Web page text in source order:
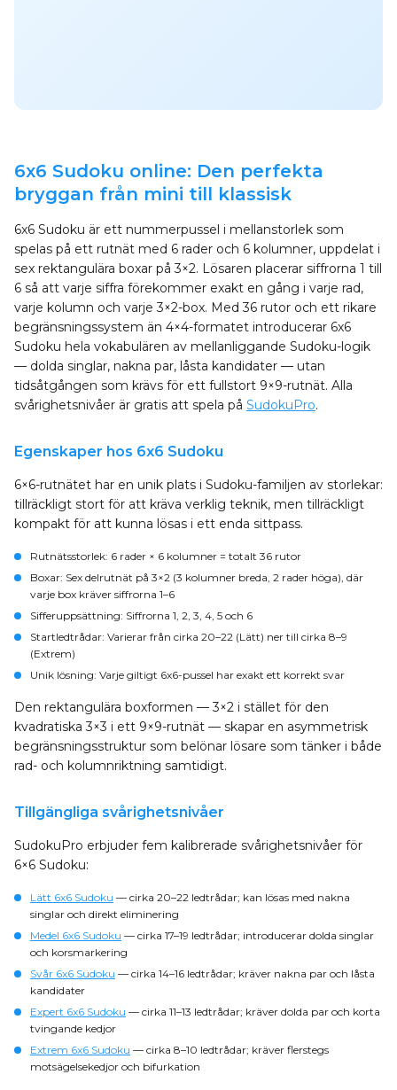
6x6 Sudoku online: Den perfekta
bryggan från mini till klassisk
6x6 Sudoku är ett nummerpussel i mellanstorlek som
spelas på ett rutnät med 6 rader och 6 kolumner, uppdelat i
sex rektangulära boxar på 3×2. Lösaren placerar siffrorna 1 till
6 så att varje siffra förekommer exakt en gång i varje rad,
varje kolumn och varje 3×2-box. Med 36 rutor och ett rikare
begränsningssystem än 4×4-formatet introducerar 6x6
Sudoku hela vokabulären av mellanliggande Sudoku-logik
— dolda singlar, nakna par, låsta kandidater — utan
tidsåtgången som krävs för ett fullstort 9×9-rutnät. Alla
svårighetsnivåer är gratis att spela på SudokuPro.
Egenskaper hos 6x6 Sudoku
6×6-rutnätet har en unik plats i Sudoku-familjen av storlekar:
tillräckligt stort för att kräva verklig teknik, men tillräckligt
kompakt för att kunna lösas i ett enda sittpass.
Rutnätsstorlek: 6 rader × 6 kolumner = totalt 36 rutor
Boxar: Sex delrutnät på 3×2 (3 kolumner breda, 2 rader höga), där
varje box kräver siffrorna 1–6
Sifferuppsättning: Siffrorna 1, 2, 3, 4, 5 och 6
Startledtrådar: Varierar från cirka 20–22 (Lätt) ner till cirka 8–9
(Extrem)
Unik lösning: Varje giltigt 6x6-pussel har exakt ett korrekt svar
Den rektangulära boxformen — 3×2 i stället för den
kvadratiska 3×3 i ett 9×9-rutnät — skapar en asymmetrisk
begränsningsstruktur som belönar lösare som tänker i både
rad- och kolumnriktning samtidigt.
Tillgängliga svårighetsnivåer
SudokuPro erbjuder fem kalibrerade svårighetsnivåer för
6×6 Sudoku:
Lätt 6x6 Sudoku — cirka 20–22 ledtrådar; kan lösas med nakna
singlar och direkt eliminering
Medel 6x6 Sudoku — cirka 17–19 ledtrådar; introducerar dolda singlar
och korsmarkering
Svår 6x6 Sudoku — cirka 14–16 ledtrådar; kräver nakna par och låsta
kandidater
Expert 6x6 Sudoku — cirka 11–13 ledtrådar; kräver dolda par och korta
tvingande kedjor
Extrem 6x6 Sudoku — cirka 8–10 ledtrådar; kräver flerstegs
motsägelsekedjor och bifurkation